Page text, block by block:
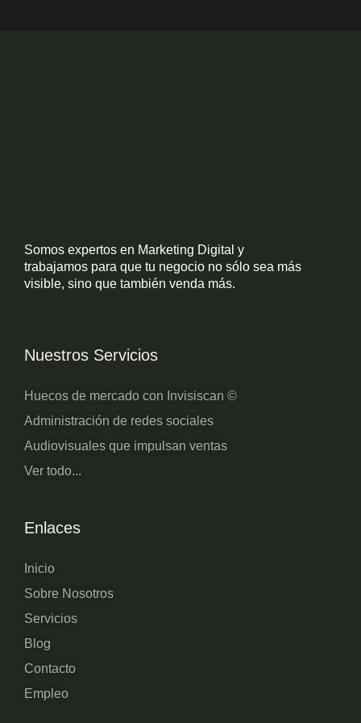
Enlaces
Inicio
Sobre Nosotros
Servicios
Blog
Contacto
Empleo
Nuestros Servicios
Huecos de mercado con Invisiscan ©
Administración de redes sociales
Audiovisuales que impulsan ventas
Ver todo...
Somos expertos en Marketing Digital y
trabajamos para que tu negocio no sólo sea más
visible, sino que también venda más.